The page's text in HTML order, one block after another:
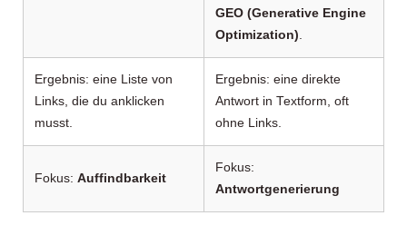
GEO (Generative Engine
Optimization)
Ergebnis: eine Liste von
Links, die du anklicken
musst.
Ergebnis: eine direkte
Antwort in Textform, oft
ohne Links.
Fokus: Auffindbarkeit
Fokus:
Antwortgenerierung